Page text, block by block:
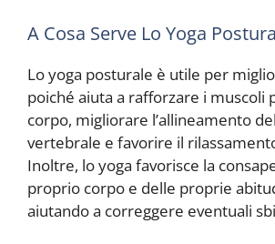
A Cosa Serve Lo Yoga
Lo yoga posturale è utile per
poiché aiuta a rafforzare i muscoli
corpo, migliorare l’allineamento
vertebrale e favorire il
Inoltre, lo yoga favorisce la
proprio corpo e delle proprie
aiutando a correggere eventuali